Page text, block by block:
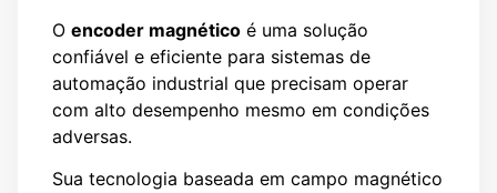
O encoder magnético é uma solução
confiável e eficiente para sistemas de
automação industrial que precisam operar
com alto desempenho mesmo em condições
adversas.
Sua tecnologia baseada em campo magnético